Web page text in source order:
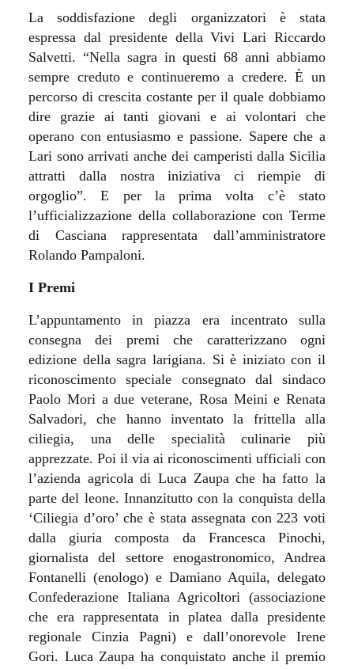
La soddisfazione degli organizzatori è stata
espressa dal presidente della Vivi Lari Riccardo
Salvetti. “Nella sagra in questi 68 anni abbiamo
sempre creduto e continueremo a credere. È un
percorso di crescita costante per il quale dobbiamo
dire grazie ai tanti giovani e ai volontari che
operano con entusiasmo e passione. Sapere che a
Lari sono arrivati anche dei camperisti dalla Sicilia
attratti dalla nostra iniziativa ci riempie di
orgoglio”. E per la prima volta c’è stato
l’ufficializzazione della collaborazione con Terme
di Casciana rappresentata dall’amministratore
Rolando Pampaloni.
I Premi
L’appuntamento in piazza era incentrato sulla
consegna dei premi che caratterizzano ogni
edizione della sagra larigiana. Si è iniziato con il
riconoscimento speciale consegnato dal sindaco
Paolo Mori a due veterane, Rosa Meini e Renata
Salvadori, che hanno inventato la frittella alla
ciliegia, una delle specialità culinarie più
apprezzate. Poi il via ai riconoscimenti ufficiali con
l’azienda agricola di Luca Zaupa che ha fatto la
parte del leone. Innanzitutto con la conquista della
‘Ciliegia d’oro’ che è stata assegnata con 223 voti
dalla giuria composta da Francesca Pinochi,
giornalista del settore enogastronomico, Andrea
Fontanelli (enologo) e Damiano Aquila, delegato
Confederazione Italiana Agricoltori (associazione
che era rappresentata in platea dalla presidente
regionale Cinzia Pagni) e dall’onorevole Irene
Gori. Luca Zaupa ha conquistato anche il premio